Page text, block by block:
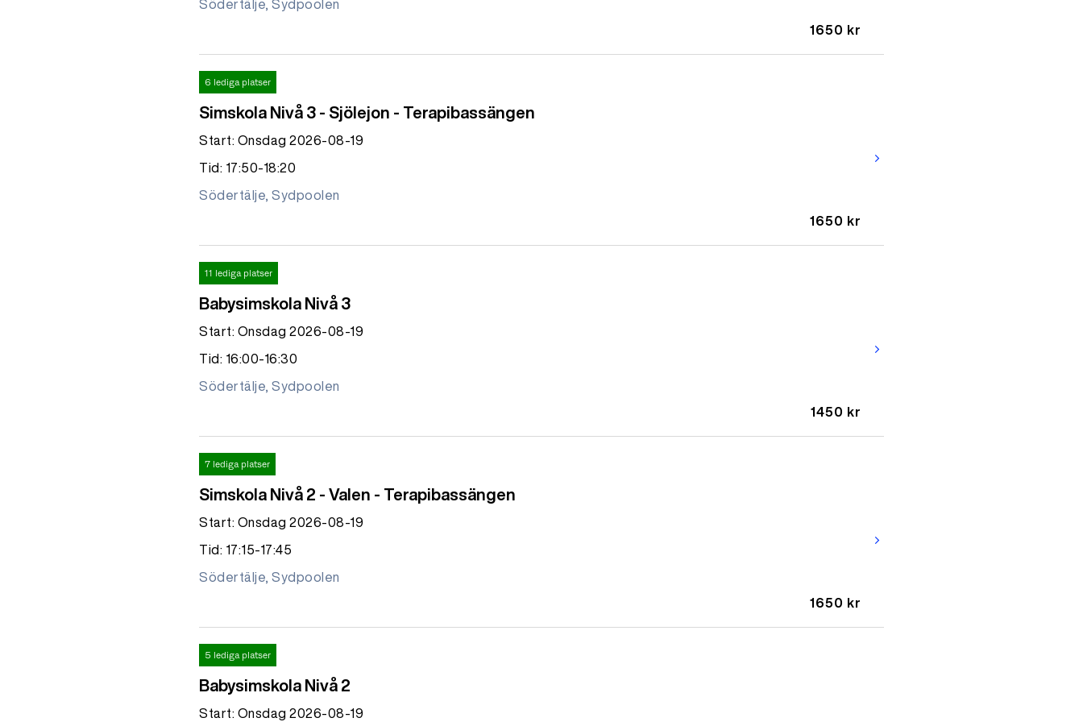
Södertälje, Sydpoolen
1650 kr
6 lediga platser
Simskola Nivå 3 - Sjölejon - Terapibassängen
Start: Onsdag 2026-08-19
Tid: 17:50-18:20
Södertälje, Sydpoolen
1650 kr
arrow_forward_ios
11 lediga platser
Babysimskola Nivå 3
Start: Onsdag 2026-08-19
Tid: 16:00-16:30
Södertälje, Sydpoolen
1450 kr
arrow_forward_ios
7 lediga platser
Simskola Nivå 2 - Valen - Terapibassängen
Start: Onsdag 2026-08-19
Tid: 17:15-17:45
Södertälje, Sydpoolen
1650 kr
arrow_forward_ios
5 lediga platser
Babysimskola Nivå 2
Start: Onsdag 2026-08-19